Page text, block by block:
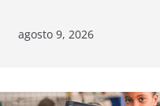
agosto 9, 2026